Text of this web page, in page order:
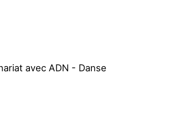
avec ADN - Danse